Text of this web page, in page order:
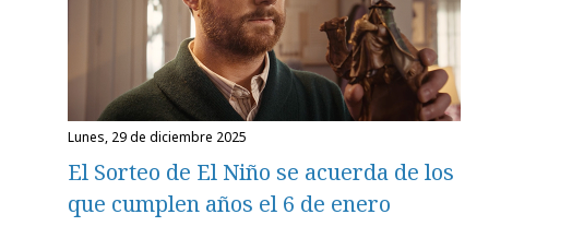
lunes, 29 de diciembre 2025
El Sorteo de El Niño se acuerda de los
que cumplen años el 6 de enero